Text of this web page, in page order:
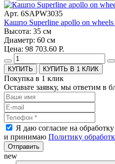
Арт. 6SAPW3035
Кашпо Superline apollo on
Высота: 35 см
Диаметр: 60 см
Цена: 98 703.60 Р.
КУПИТЬ В 1 КЛИК
Покупка в 1 клик
Оставьте заявку, мы ответим в
Я даю согласие на
и принимаю Политику
Отправить
new